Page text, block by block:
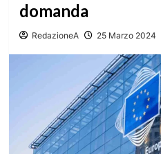
domanda
RedazioneA 25 Marzo 2024